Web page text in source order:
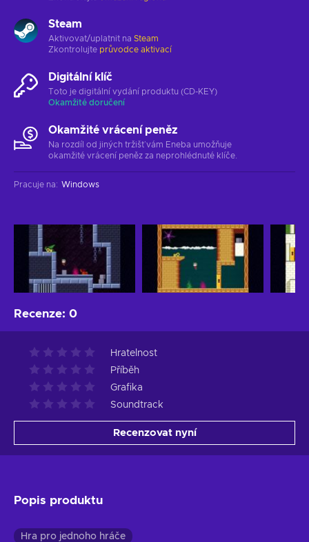
Steam
Aktivovat/uplatnit na Steam
Zkontrolujte průvodce aktivací
Digitální klíč
Toto je digitální vydání produktu (CD-KEY)
Okamžité doručení
Okamžité vrácení peněz
Na rozdíl od jiných tržišť vám Eneba umožňuje
okamžité vrácení peněz za neprohlédnuté klíče.
Pracuje na: Windows
Recenze: 0
Hratelnost
Příběh
Grafika
Soundtrack
Recenzovat nyní
Popis produktu
Hra pro jednoho hráče